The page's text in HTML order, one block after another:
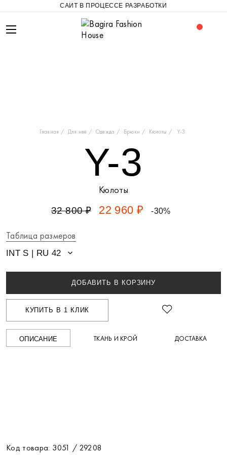
САЙТ В ПРОЦЕССЕ РАЗРАБОТКИ
Главная Для неё Одежда Брюки Кюлоты Y-3
Y-3
Кюлоты
32 800 ₽ 22 960 ₽ -30%
ОПИСАНИЕ ТКАНЬ И КРОЙ ДОСТАВКА
Таблица размеров
INT S | RU 42
ДОБАВИТЬ В КОРЗИНУ
КУПИТЬ В 1 КЛИК
Код товара: 3051 / 29208